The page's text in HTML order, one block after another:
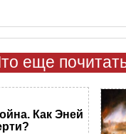
еще
Как Эней